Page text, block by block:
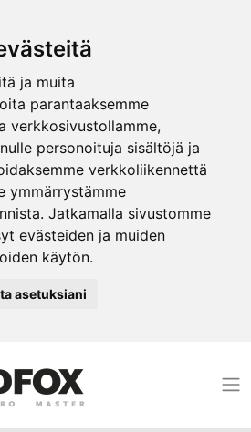
ja muita
parantaaksemme
verkkosivustollamme,
personoituja sisältöjä ja
verkkoliikennettä
ymmärrystämme
Jatkamalla sivustomme
evästeiden ja muiden
käytön.
asetuksiani